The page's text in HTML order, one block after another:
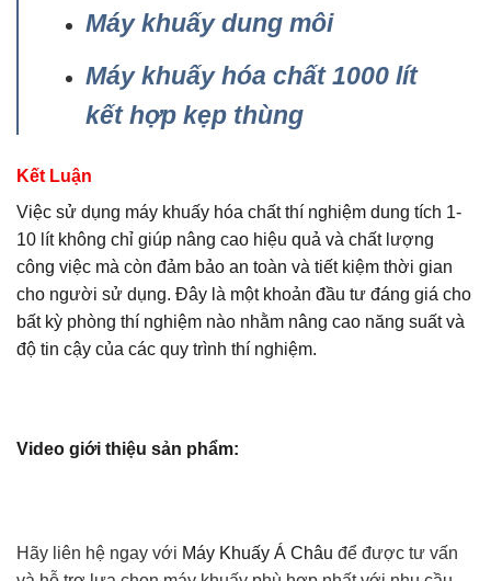
Máy khuấy dung môi
Máy khuấy hóa chất 1000 lít
kết hợp kẹp thùng
Kết Luận
Việc sử dụng máy khuấy hóa chất thí nghiệm dung tích 1-
10 lít không chỉ giúp nâng cao hiệu quả và chất lượng
công việc mà còn đảm bảo an toàn và tiết kiệm thời gian
cho người sử dụng. Đây là một khoản đầu tư đáng giá cho
bất kỳ phòng thí nghiệm nào nhằm nâng cao năng suất và
độ tin cậy của các quy trình thí nghiệm.
Video giới thiệu sản phẩm:
Hãy liên hệ ngay với Máy Khuấy Á Châu để được tư vấn